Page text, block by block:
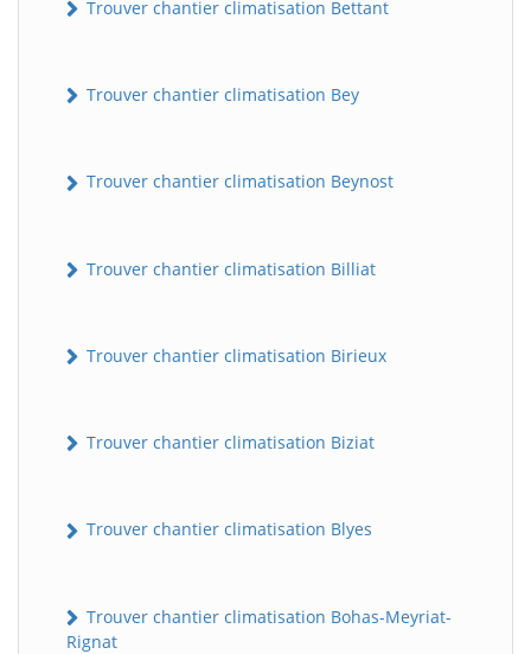
Trouver chantier climatisation Bettant
Trouver chantier climatisation Bey
Trouver chantier climatisation Beynost
Trouver chantier climatisation Billiat
Trouver chantier climatisation Birieux
Trouver chantier climatisation Biziat
Trouver chantier climatisation Blyes
Trouver chantier climatisation Bohas-Meyriat-
Rignat